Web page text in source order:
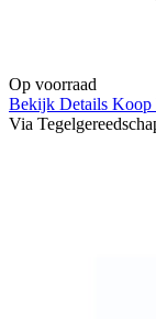
Op voorraad
Bekijk Details Koop
Via